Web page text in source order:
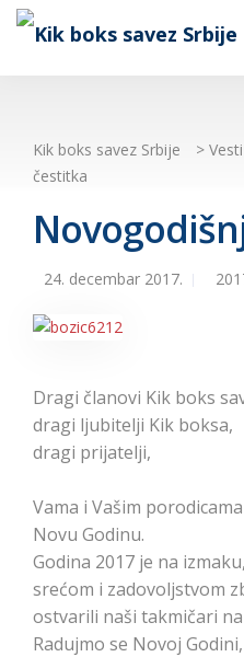
Kik boks savez Srbije > Vesti
čestitka
24. decembar 2017.
Dragi članovi Kik boks
dragi ljubitelji Kik boksa,
dragi prijatelji,
Vama i Vašim
Novu Godinu.
Godina 2017 je na
srećom i zadovoljstvom
ostvarili naši takmičari
Radujmo se Novoj